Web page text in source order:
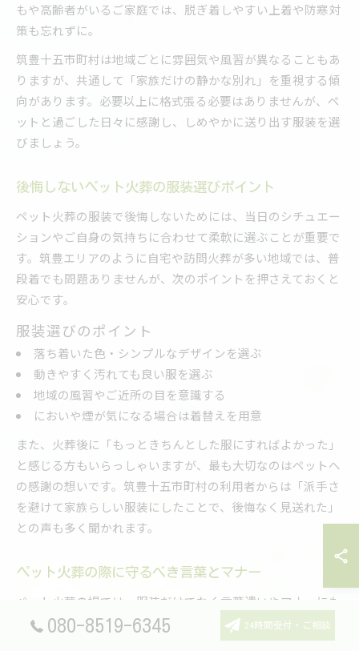
もや高齢者がいるご家庭では、脱ぎ着しやすい上着や防寒対
策も忘れずに。
筑豊十五市町村は地域ごとに雰囲気や風習が異なることもあ
りますが、共通して「家族だけの静かな別れ」を重視する傾
向があります。必要以上に格式張る必要はありませんが、ペ
ットと過ごした日々に感謝し、しめやかに送り出す服装を選
びましょう。
後悔しないペット火葬の服装選びポイント
ペット火葬の服装で後悔しないためには、当日のシチュエー
ションやご自身の気持ちに合わせて柔軟に選ぶことが重要で
す。筑豊エリアのように自宅や訪問火葬が多い地域では、普
段着でも問題ありませんが、次のポイントを押さえておくと
安心です。
服装選びのポイント
落ち着いた色・シンプルなデザインを選ぶ
動きやすく汚れても良い服を選ぶ
地域の風習やご近所の目を意識する
においや煙が気になる場合は着替えを用意
また、火葬後に「もっときちんとした服にすればよかった」
と感じる方もいらっしゃいますが、最も大切なのはペットへ
の感謝の想いです。筑豊十五市町村の利用者からは「派手さ
を避けて家族らしい服装にしたことで、後悔なく見送れた」
との声も多く聞かれます。
ペット火葬の際に守るべき言葉とマナー
ペット火葬の場では、服装だけでなく言葉遣いやマナーにも
注意が必要です。特に「もういないのだから」などペットの
存在を軽んじるような言葉は避け、家族の一員として最後ま
080-8519-6345 24時間受付・ご相談